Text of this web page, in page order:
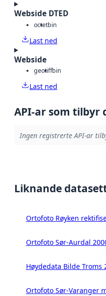
Webside DTED
octetbin
Last ned
Webside
geotiffbin
Last ned
API-ar som tilbyr
Ingen registrerte API-ar
Liknande
Ortofoto Røyken
Ortofoto Sør-Aurdal
Høydedata Bilde Troms
Ortofoto Sør-Varanger